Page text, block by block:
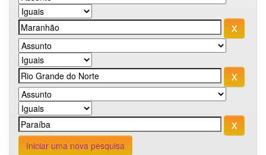
Iniciar uma nova pesquisa